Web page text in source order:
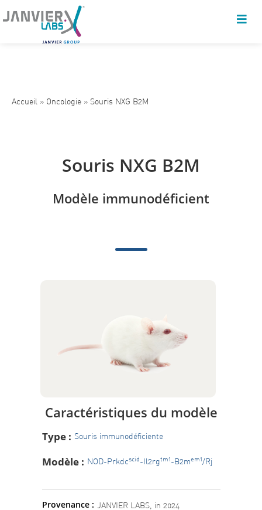
Accueil » Oncologie » Souris NXG B2M
Souris NXG B2M
Modèle immunodéficient
Caractéristiques du modèle
Type : Souris immunodéficiente
Modèle : NOD-Prkdcscid-Il2rgtm1-B2mem1/Rj
Provenance : JANVIER LABS, in 2024